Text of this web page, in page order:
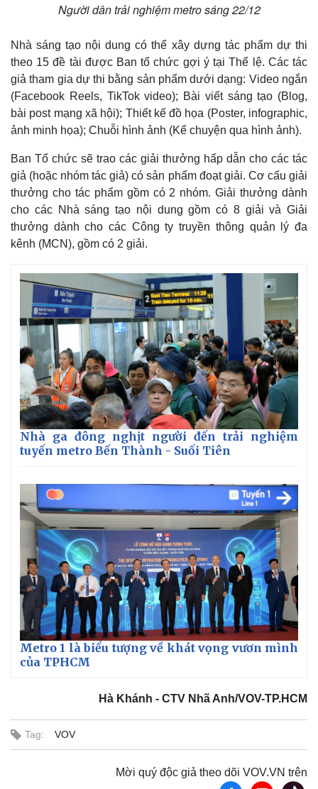
Kinh tế
Bất động sản
Khởi nghiệp
Thị trường
Giá vàng
Tiêu dùng
Tỷ giá
Người dân trải nghiệm metro sáng 22/12
Nhà sáng tạo nội dung có thể xây dựng tác phẩm dự thi
theo 15 đề tài được Ban tổ chức gợi ý tại Thể lệ. Các tác
giả tham gia dự thi bằng sản phẩm dưới dạng: Video ngắn
(Facebook Reels, TikTok video); Bài viết sáng tạo (Blog,
bài post mạng xã hội); Thiết kế đồ họa (Poster, infographic,
ảnh minh họa); Chuỗi hình ảnh (Kể chuyện qua hình ảnh).
Ban Tổ chức sẽ trao các giải thưởng hấp dẫn cho các tác
giả (hoặc nhóm tác giả) có sản phẩm đoạt giải. Cơ cấu giải
thưởng cho tác phẩm gồm có 2 nhóm. Giải thưởng dành
cho các Nhà sáng tạo nội dung gồm có 8 giải và Giải
thưởng dành cho các Công ty truyền thông quản lý đa
kênh (MCN), gồm có 2 giải.
Nhà ga đông nghịt người đến trải nghiệm
tuyến metro Bến Thành - Suối Tiên
Metro 1 là biểu tượng về khát vọng vươn mình
của TPHCM
Hà Khánh - CTV Nhã Anh/VOV-TP.HCM
Tag: VOV
Mời quý độc giả theo dõi VOV.VN trên